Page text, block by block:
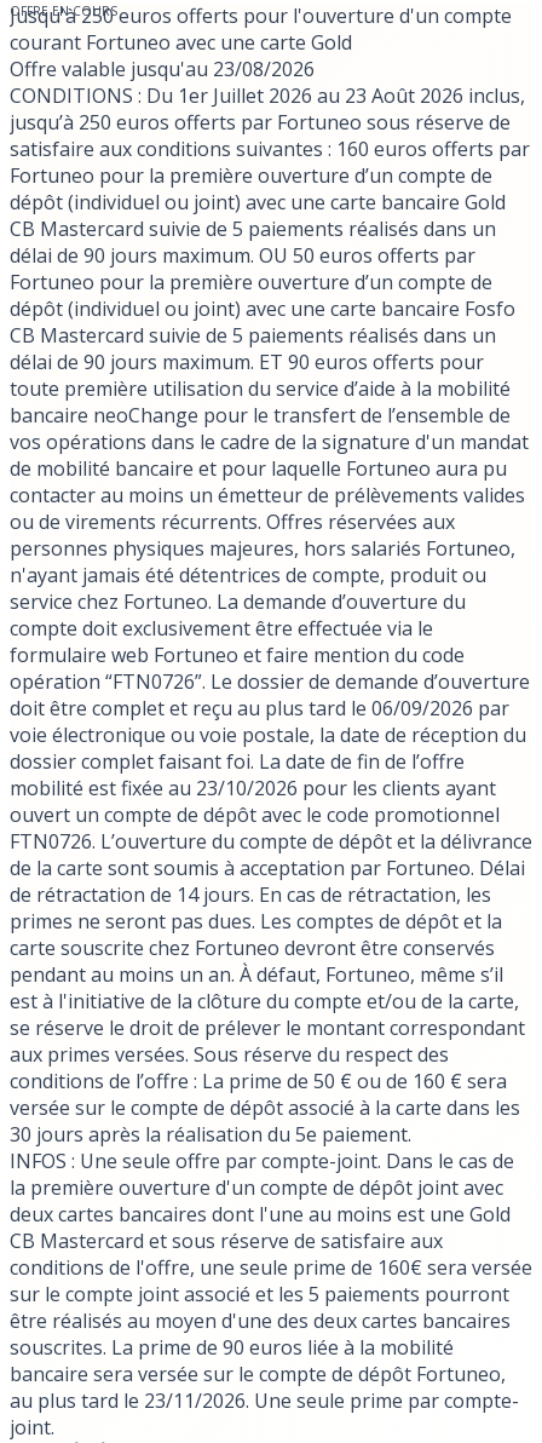
Jusqu'à 250 euros offerts pour l'ouverture d'un compte
courant Fortuneo avec une carte Gold
Offre valable jusqu'au 23/08/2026
CONDITIONS : Du 1er Juillet 2026 au 23 Août 2026 inclus,
jusqu’à 250 euros offerts par Fortuneo sous réserve de
satisfaire aux conditions suivantes : 160 euros offerts par
Fortuneo pour la première ouverture d’un compte de
dépôt (individuel ou joint) avec une carte bancaire Gold
CB Mastercard suivie de 5 paiements réalisés dans un
délai de 90 jours maximum. OU 50 euros offerts par
Fortuneo pour la première ouverture d’un compte de
dépôt (individuel ou joint) avec une carte bancaire Fosfo
CB Mastercard suivie de 5 paiements réalisés dans un
délai de 90 jours maximum. ET 90 euros offerts pour
toute première utilisation du service d’aide à la mobilité
bancaire neoChange pour le transfert de l’ensemble de
vos opérations dans le cadre de la signature d'un mandat
de mobilité bancaire et pour laquelle Fortuneo aura pu
contacter au moins un émetteur de prélèvements valides
ou de virements récurrents. Offres réservées aux
personnes physiques majeures, hors salariés Fortuneo,
n'ayant jamais été détentrices de compte, produit ou
service chez Fortuneo. La demande d’ouverture du
compte doit exclusivement être effectuée via le
formulaire web Fortuneo et faire mention du code
opération “FTN0726”. Le dossier de demande d’ouverture
doit être complet et reçu au plus tard le 06/09/2026 par
voie électronique ou voie postale, la date de réception du
dossier complet faisant foi. La date de fin de l’offre
mobilité est fixée au 23/10/2026 pour les clients ayant
ouvert un compte de dépôt avec le code promotionnel
FTN0726. L’ouverture du compte de dépôt et la délivrance
de la carte sont soumis à acceptation par Fortuneo. Délai
de rétractation de 14 jours. En cas de rétractation, les
primes ne seront pas dues. Les comptes de dépôt et la
carte souscrite chez Fortuneo devront être conservés
pendant au moins un an. À défaut, Fortuneo, même s’il
est à l'initiative de la clôture du compte et/ou de la carte,
se réserve le droit de prélever le montant correspondant
aux primes versées. Sous réserve du respect des
conditions de l’offre : La prime de 50 € ou de 160 € sera
versée sur le compte de dépôt associé à la carte dans les
30 jours après la réalisation du 5e paiement.
INFOS : Une seule offre par compte-joint. Dans le cas de
la première ouverture d'un compte de dépôt joint avec
deux cartes bancaires dont l'une au moins est une Gold
CB Mastercard et sous réserve de satisfaire aux
conditions de l'offre, une seule prime de 160€ sera versée
sur le compte joint associé et les 5 paiements pourront
être réalisés au moyen d'une des deux cartes bancaires
souscrites. La prime de 90 euros liée à la mobilité
bancaire sera versée sur le compte de dépôt Fortuneo,
au plus tard le 23/11/2026. Une seule prime par compte-
joint.